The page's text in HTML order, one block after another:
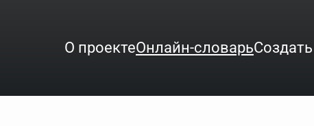
О проектеОнлайн-словарь